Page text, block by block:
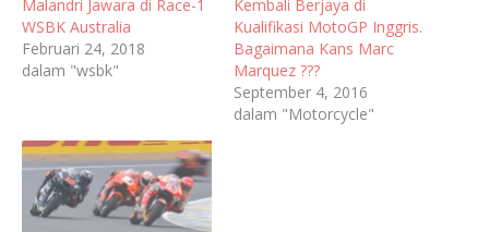
Malandri Jawara di Race-1
WSBK Australia
Februari 24, 2018
dalam "wsbk"
Kembali Berjaya di
Kualifikasi MotoGP Inggris.
Bagaimana Kans Marc
Marquez ???
September 4, 2016
dalam "Motorcycle"